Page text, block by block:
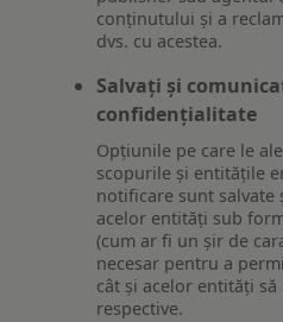
conținutului și a
dvs. cu acestea.
Salvați și
confidențialitate
Opțiunile pe care le
scopurile și entitățile
notificare sunt salvate
acelor entități sub
(cum ar fi un șir de
necesar pentru a
cât și acelor entități
respective.